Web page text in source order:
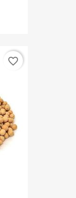
favorite_border